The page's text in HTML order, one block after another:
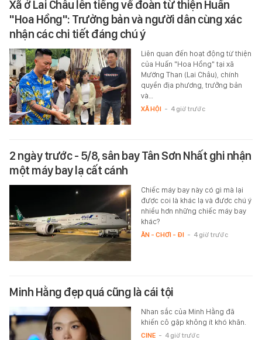
Xã ở Lai Châu lên tiếng về đoàn từ thiện Huấn
"Hoa Hồng": Trưởng bản và người dân cùng xác
nhận các chi tiết đáng chú ý
Liên quan đến hoạt động từ thiện
của Huấn "Hoa Hồng" tại xã
Mường Than (Lai Châu), chính
quyền địa phương, trưởng bản
và…
XÃ HỘI - 4 giờ trước
2 ngày trước - 5/8, sân bay Tân Sơn Nhất ghi nhận
một máy bay lạ cất cánh
Chiếc máy bay này có gì mà lại
được coi là khác lạ và được chú ý
nhiều hơn những chiếc máy bay
khác?
ĂN - CHƠI - ĐI - 4 giờ trước
Minh Hằng đẹp quá cũng là cái tội
Nhan sắc của Minh Hằng đã
khiến cô gặp không ít khó khăn.
CINE - 4 giờ trước